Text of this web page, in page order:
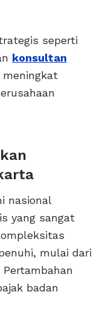
seperti
konsultan
meningkat
nasional
yang sangat
mulai dari
Pertambahan
badan